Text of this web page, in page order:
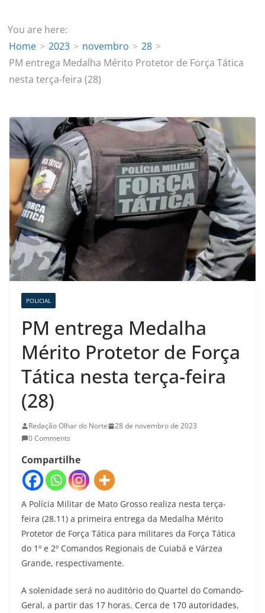
You are here:
Home
2023 novembro
28
PM entrega Medalha Mérito Protetor de Força Tática
nesta terça-feira (28)
POLICIAL
PM entrega Medalha
Mérito Protetor de Força
Tática nesta terça-feira
(28)
Redação Olhar do Norte
28 de novembro de 2023
0 Comments
Compartilhe
A Polícia Militar de Mato Grosso realiza nesta terça-
feira (28.11) a primeira entrega da Medalha Mérito
Protetor de Força Tática para militares da Força Tática
do 1º e 2º Comandos Regionais de Cuiabá e Várzea
Grande, respectivamente.
A solenidade será no auditório do Quartel do Comando-
Geral, a partir das 17 horas. Cerca de 170 autoridades,